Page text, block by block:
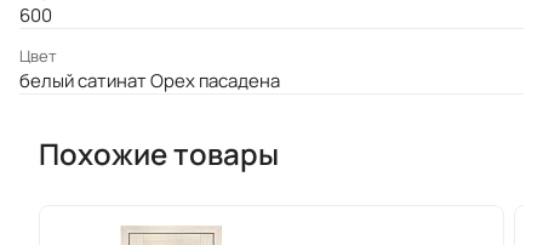
600
Цвет
белый сатинат Орех пасадена
Похожие товары